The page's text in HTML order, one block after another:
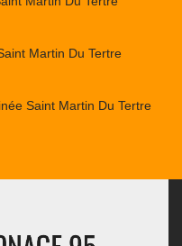
Martin Du Tertre
Saint Martin Du Tertre